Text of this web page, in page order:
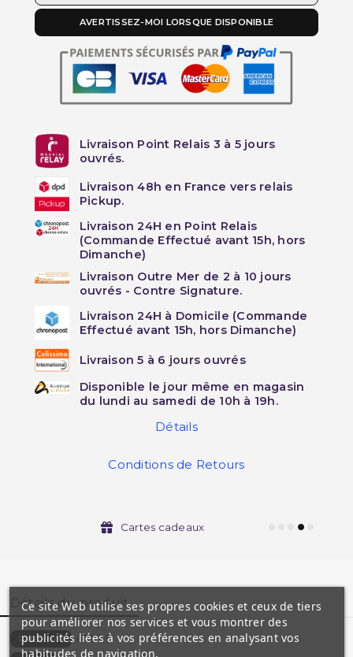
AVERTISSEZ-MOI LORSQUE DISPONIBLE
Livraison Point Relais 3 à 5 jours
ouvrés.
Livraison 48h en France vers relais
Pickup.
Livraison 24H en Point Relais
(Commande Effectué avant 15h, hors
Dimanche)
Livraison Outre Mer de 2 à 10 jours
ouvrés - Contre Signature.
Livraison 24H à Domicile (Commande
Effectué avant 15h, hors Dimanche)
Livraison 5 à 6 jours ouvrés
Disponible le jour même en magasin
du lundi au samedi de 10h à 19h.
Détails
Conditions de Retours
Cartes cadeaux
Détails du produit
Référence 6353-D
Ce site Web utilise ses propres cookies et ceux de tiers
pour améliorer nos services et vous montrer des
publicités liées à vos préférences en analysant vos
habitudes de navigation.